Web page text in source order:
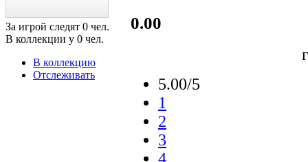
За игрой следят 0 чел.
В коллекции у 0 чел.
В коллекцию
Отслеживать
0.00
5.00/5
1
2
3